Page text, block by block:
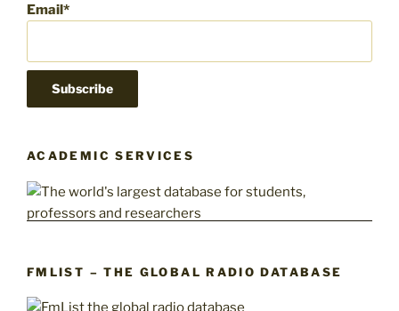
Email*
ACADEMIC SERVICES
FMLIST – THE GLOBAL RADIO DATABASE